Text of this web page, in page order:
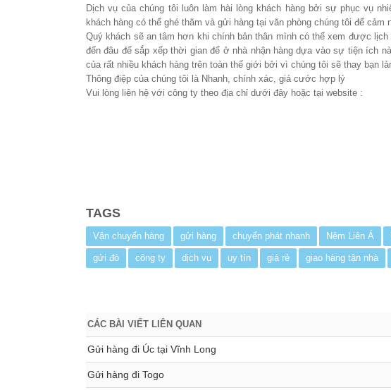
Dịch vụ của chúng tôi luôn làm hài lòng khách hàng bởi sự phục vụ
khách hàng có thể ghé thăm và gửi hàng tại văn phòng chúng tôi để
Quý khách sẽ an tâm hơn khi chính bản thân mình có thể xem được
đến đâu để sắp xếp thời gian để ở nhà nhận hàng dựa vào sự tiện ích
của rất nhiều khách hàng trên toàn thế giới bởi vì chúng tôi sẽ thay bạn
Thông điệp của chúng tôi là Nhanh, chính xác, giá cước hợp lý
Vui lòng liên hệ với công ty theo địa chỉ dưới đây hoặc tại website :
TAGS
Vận chuyển hàng gửi hàng chuyển phát nhanh Nệm Liên Á
gửi đò công ty dịch vụ uy tín giá rẻ giao hàng tận nhà
CÁC BÀI VIẾT LIÊN QUAN
Gửi hàng đi Úc tại Vĩnh Long
Gửi hàng đi Togo